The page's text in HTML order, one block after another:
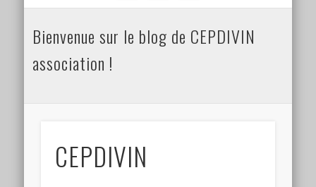
Flux des publications
Flux des commentaires
Bienvenue sur le blog de CEPDIVIN
association !
CEPDIVIN